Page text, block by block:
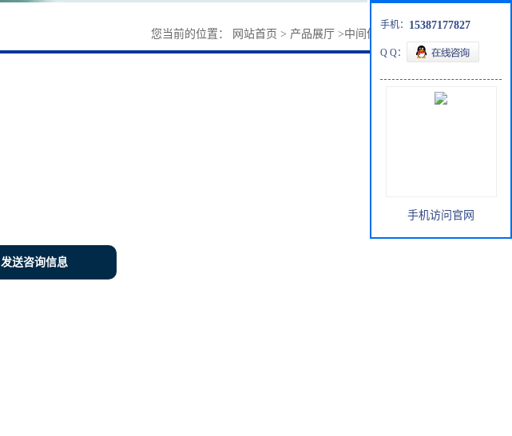
您当前的位置： 网站首页 > 产品展厅 >中间体
发送咨询信息
手机： 15387177827
Q Q：
手机访问官网